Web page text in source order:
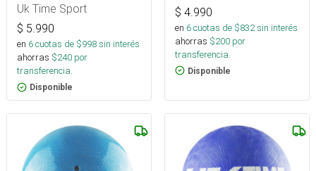
Uk Time Sport
$ 5.990
en 6cuotas de $998sin interés
ahorras $240 por
transferencia.
Disponible
$ 4.990
en 6cuotas de $832sin interés
ahorras $200 por
transferencia.
Disponible